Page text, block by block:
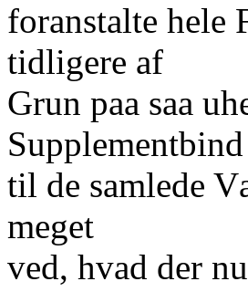
foranstalte hele
tidligere af
Grun paa saa
Supplementbind
til de samlede
meget
ved, hvad der